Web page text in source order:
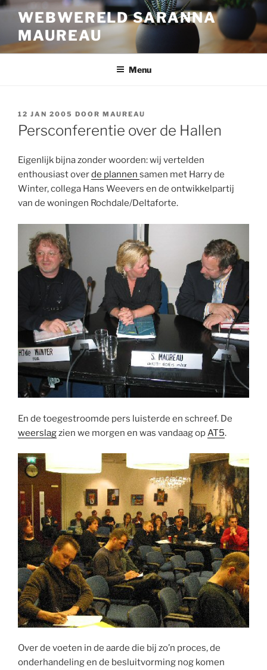
Ga
inhoud
WEBWERELD SARANNA
MAUREAU
Menu
GEPLAATST
OP
12 JAN 2005 DOOR MAUREAU
Persconferentie over de Hallen
Eigenlijk bijna zonder woorden: wij vertelden
enthousiast overde plannen samen met Harry de
Winter, collega Hans Weevers en de ontwikkelpartij
van de woningen Rochdale/Deltaforte.
En de toegestroomde pers luisterde en schreef. De
weerslagzien we morgen en was vandaag opAT5.
Over de voeten in de aarde die bij zo’n proces, de
onderhandeling en de besluitvorming nog komen